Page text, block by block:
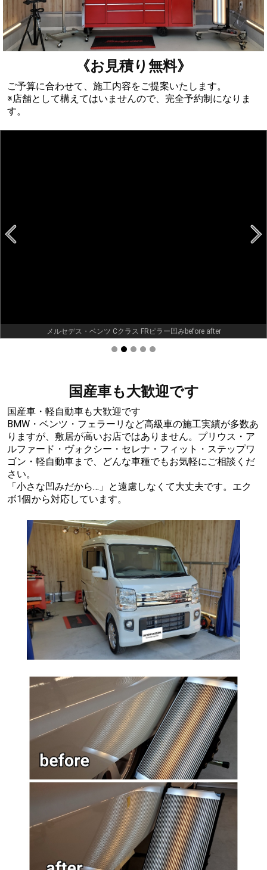
《お見積り無料》
ご予算に合わせて、施工内容をご提案いたします。
※店舗として構えてはいませんので、完全予約制になりま
す。
LEXUS RX450hRRドア後側凹み before after
国産車も大歓迎です
国産車・軽自動車も大歓迎です
BMW・ベンツ・フェラーリなど高級車の施工実績が多数あ
りますが、敷居が高いお店ではありません。プリウス・ア
ルファード・ヴォクシー・セレナ・フィット・ステップワ
ゴン・軽自動車まで、どんな車種でもお気軽にご相談くだ
さい。
「小さな凹みだから…」と遠慮しなくて大丈夫です。エク
ボ1個から対応しています。